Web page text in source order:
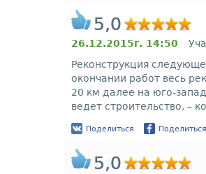
5,0
26.12.2015г. 14:50
Реконструкция
окончании работ весь
20 км далее на юго-
ведет строительство, –
Поделиться Поделиться
5,0